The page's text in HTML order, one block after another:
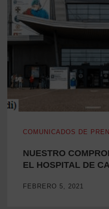
COMUNICADOS DE
NUESTRO
EL HOSPITAL DE
FEBRERO 5, 2021